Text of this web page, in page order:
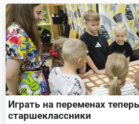
text">Page</span>
Играть на переменах
старшеклассники